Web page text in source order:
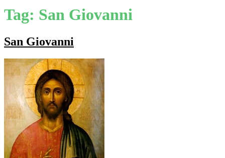
Tag: San Giovanni
San Giovanni